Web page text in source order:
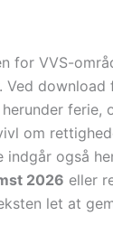
for VVS-
om
også
2026 eller
let at